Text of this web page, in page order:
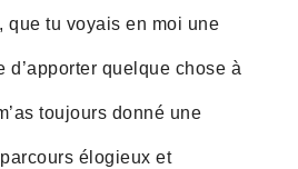
que tu voyais en moi une
d’apporter quelque chose à
toujours donné une
élogieux et